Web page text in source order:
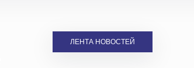
ЛЕНТА НОВОСТЕЙ